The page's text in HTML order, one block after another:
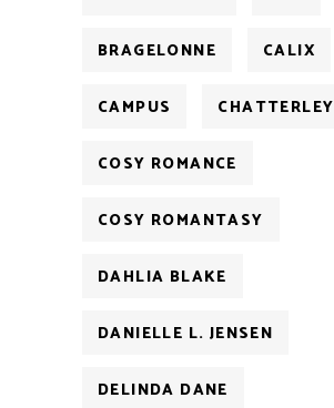
BRAGELONNE CALIX
CAMPUS CHATTERLEY
COSY ROMANCE
COSY ROMANTASY
DAHLIA BLAKE
DANIELLE L. JENSEN
DELINDA DANE